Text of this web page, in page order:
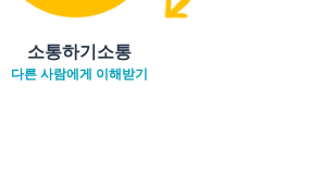
소통하기소통
다른 사람에게 이해받기